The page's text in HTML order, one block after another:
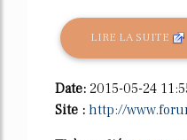
LIRE LA SUITE
Date: 2015-05-24
Site : http://